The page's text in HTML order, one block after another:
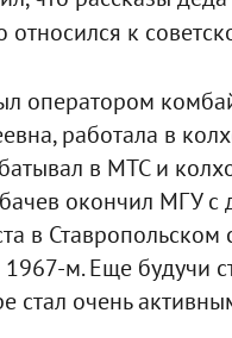
к
оператором
работала в
в МТС и
окончил МГУ с
в Ставропольском
м. Еще будучи
стал очень